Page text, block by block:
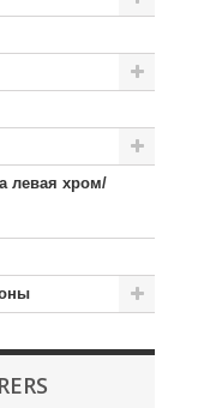
левая хром/